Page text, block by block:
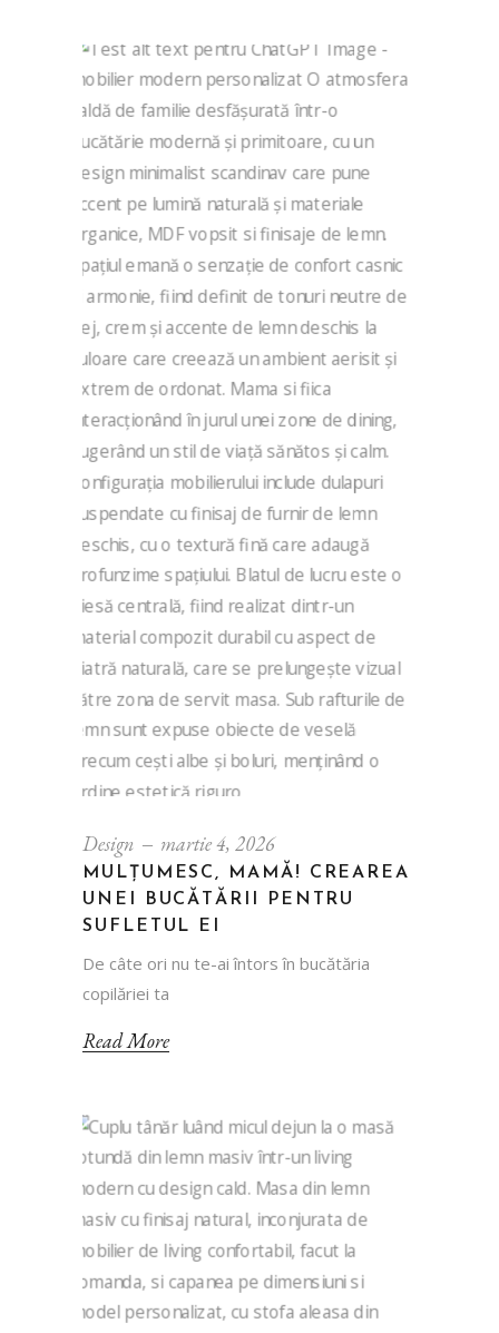
Design martie 4, 2026
MULȚUMESC, MAMĂ! CREAREA
UNEI BUCĂTĂRII PENTRU
SUFLETUL EI
De câte ori nu te-ai întors în bucătăria
copilăriei ta
Read More